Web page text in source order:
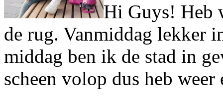
Hi Guys! Heb
de rug. Vanmiddag lekker
middag ben ik de stad in
scheen volop dus heb